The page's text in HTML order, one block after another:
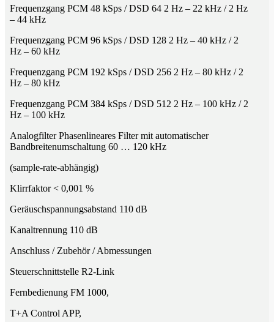
Frequenzgang PCM 48 kSps / DSD 64 2 Hz – 22 kHz / 2 Hz
– 44 kHz
Frequenzgang PCM 96 kSps / DSD 128 2 Hz – 40 kHz / 2
Hz – 60 kHz
Frequenzgang PCM 192 kSps / DSD 256 2 Hz – 80 kHz / 2
Hz – 80 kHz
Frequenzgang PCM 384 kSps / DSD 512 2 Hz – 100 kHz / 2
Hz – 100 kHz
Analogfilter Phasenlineares Filter mit automatischer
Bandbreitenumschaltung 60 … 120 kHz
(sample-rate-abhängig)
Klirrfaktor < 0,001 %
Geräuschspannungsabstand 110 dB
Kanaltrennung 110 dB
Anschluss / Zubehör / Abmessungen
Steuerschnittstelle R2-Link
Fernbedienung FM 1000,
T+A Control APP,